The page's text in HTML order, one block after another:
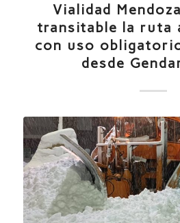
Vialidad
transitable la ruta
con uso
desde